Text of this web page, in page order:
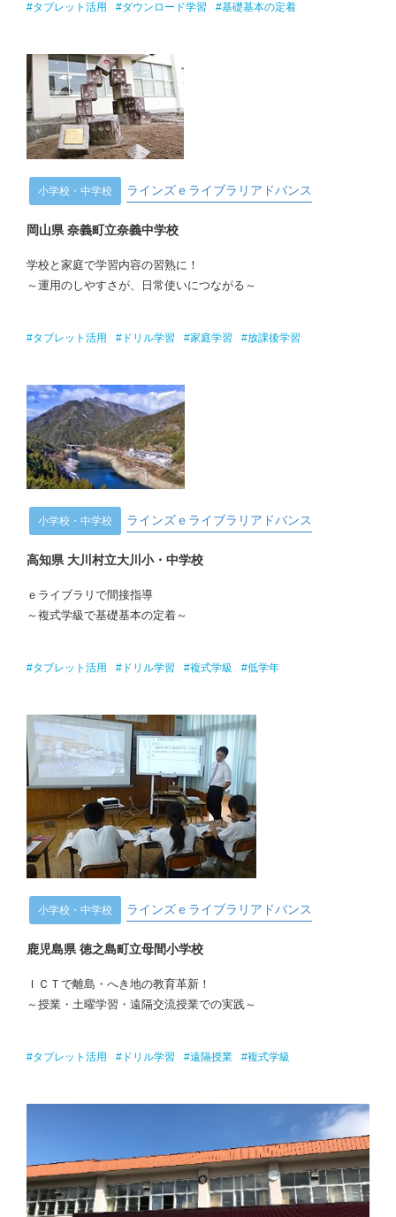
#タブレット活用 #ダウンロード学習 #基礎基本の定着
小学校・中学校 ラインズｅライブラリアドバンス
岡山県 奈義町立奈義中学校
学校と家庭で学習内容の習熟に！
～運用のしやすさが、日常使いにつながる～
#タブレット活用 #ドリル学習 #家庭学習 #放課後学習
小学校・中学校 ラインズｅライブラリアドバンス
高知県 大川村立大川小・中学校
ｅライブラリで間接指導
～複式学級で基礎基本の定着～
#タブレット活用 #ドリル学習 #複式学級 #低学年
小学校・中学校 ラインズｅライブラリアドバンス
鹿児島県 徳之島町立母間小学校
ＩＣＴで離島・へき地の教育革新！
～授業・土曜学習・遠隔交流授業での実践～
#タブレット活用 #ドリル学習 #遠隔授業 #複式学級